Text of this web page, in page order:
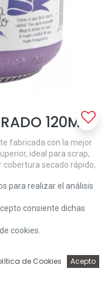
to Cart
120ML
fabricada con la mejor
ideal para scrap,
cobertura secado rápido,
para realizar el análisis
consiente dichas
cookies.
de Cookies Acepto